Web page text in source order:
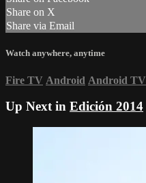
Share on X
Share via Email
Watch anywhere, anytime
Fire TV Android Android TV
Up Next in Edición 2014